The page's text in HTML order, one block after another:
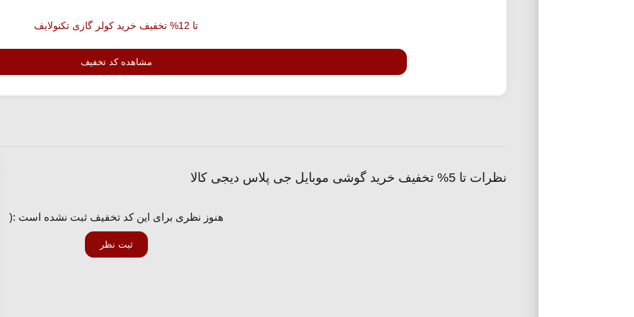
تا 12% تخفیف خرید کولر گازی تکنولایف
مشاهده کد تخفیف
نظرات تا 5% تخفیف خرید گوشی موبایل جی پلاس دیجی کالا
هنوز نظری برای این کد تخفیف ثبت نشده است :(
ثبت نظر